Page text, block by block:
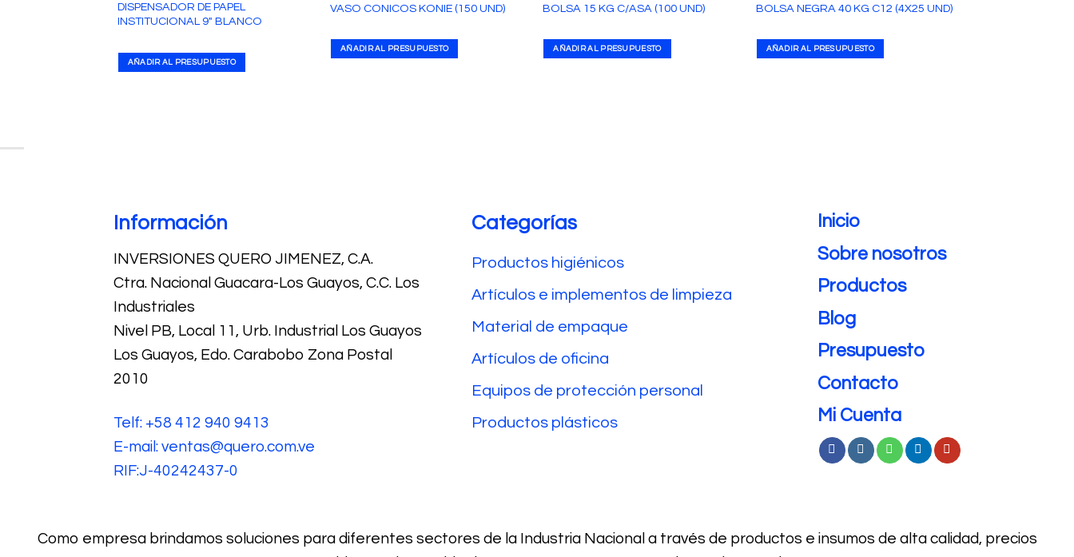
DISPENSADOR DE PAPEL
INSTITUCIONAL 9″ BLANCO
AÑADIR AL PRESUPUESTO
VASO CONICOS KONIE (150 UND)
AÑADIR AL PRESUPUESTO
BOLSA 15 KG C/ASA (100 UND)
AÑADIR AL PRESUPUESTO
BOLSA NEGRA 40 KG C12 (4X25 UND)
AÑADIR AL PRESUPUESTO
Información
INVERSIONES QUERO JIMENEZ, C.A.
Ctra. Nacional Guacara-Los Guayos, C.C. Los
Industriales
Nivel PB, Local 11, Urb. Industrial Los Guayos
Los Guayos, Edo. Carabobo Zona Postal
2010
Telf: +58 412 940 9413
E-mail: ventas@quero.com.ve
RIF:J-40242437-0
Categorías
Productos higiénicos
Artículos e implementos de limpieza
Material de empaque
Artículos de oficina
Equipos de protección personal
Productos plásticos
Inicio
Sobre nosotros
Productos
Blog
Presupuesto
Contacto
Mi Cuenta
Como empresa brindamos soluciones para diferentes sectores de la Industria Nacional a través de productos e insumos de alta calidad, precios